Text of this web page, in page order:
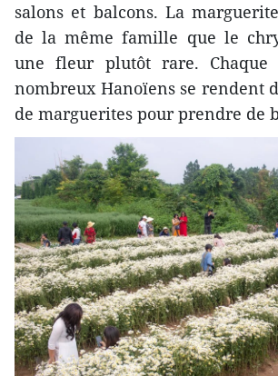
salons et balcons. La
de la même famille que le
une fleur plutôt rare. Chaque
nombreux Hanoïens se rendent
de marguerites pour prendre de